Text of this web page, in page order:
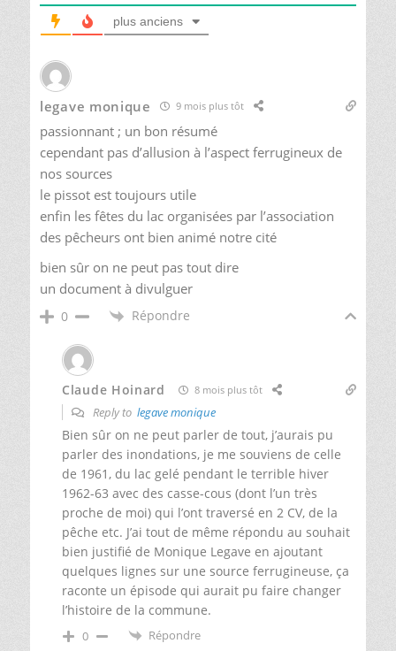
plus anciens
legave monique 9 mois plus tôt
passionnant ; un bon résumé
cependant pas d’allusion à l’aspect ferrugineux de
nos sources
le pissot est toujours utile
enfin les fêtes du lac organisées par l’association
des pêcheurs ont bien animé notre cité
bien sûr on ne peut pas tout dire
un document à divulguer
0 Répondre
Claude Hoinard 8 mois plus tôt
Reply to legave monique
Bien sûr on ne peut parler de tout, j’aurais pu
parler des inondations, je me souviens de celle
de 1961, du lac gelé pendant le terrible hiver
1962-63 avec des casse-cous (dont l’un très
proche de moi) qui l’ont traversé en 2 CV, de la
pêche etc. J’ai tout de même répondu au souhait
bien justifié de Monique Legave en ajoutant
quelques lignes sur une source ferrugineuse, ça
raconte un épisode qui aurait pu faire changer
l’histoire de la commune.
0 Répondre